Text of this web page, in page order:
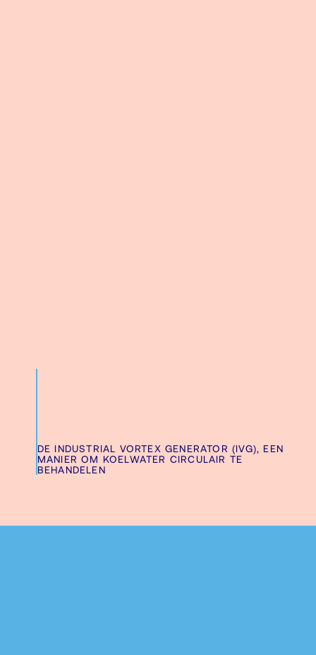
DE INDUSTRIAL VORTEX GENERATOR (IVG), EEN
MANIER OM KOELWATER CIRCULAIR TE
BEHANDELEN